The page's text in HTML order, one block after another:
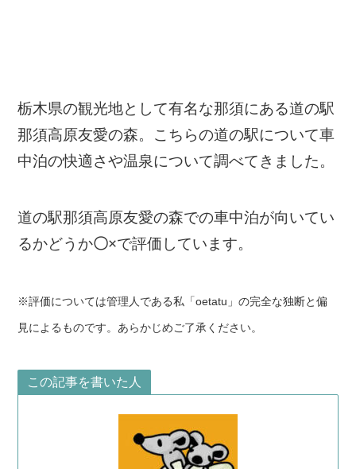
栃木県の観光地として有名な那須にある道の駅
那須高原友愛の森。こちらの道の駅について車
中泊の快適さや温泉について調べてきました。
道の駅那須高原友愛の森での車中泊が向いてい
るかどうか〇×で評価しています。
※評価については管理人である私「oetatu」の完全な独断と偏
見によるものです。あらかじめご了承ください。
この記事を書いた人